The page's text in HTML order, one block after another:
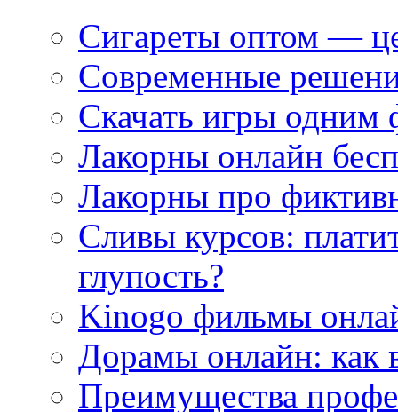
Сигареты оптом —
Современные
Скачать игры одним
Лакорны онлайн
Лакорны про
Сливы курсов:
глупость?
Kinogo фильмы
Дорамы онлайн: как
Преимущества